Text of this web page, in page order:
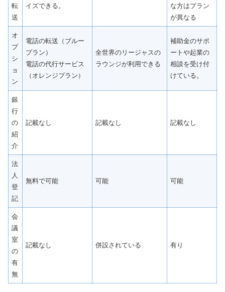
転
送
イズできる。
な方はプラン
が異なる
オ
プ
シ
ョ
ン
電話の転送（ブルー
プラン）
電話の代行サービス
（オレンジプラン）
全世界のリージャスの
ラウンジが利用できる
補助金のサポ
ートや起業の
相談を受け付
けている。
銀
行
の
紹
介
記載なし 記載なし 記載なし
法
人
登
記
無料で可能 可能 可能
会
議
室
の
有
無
記載なし 併設されている 有り